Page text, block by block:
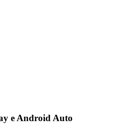
e Android Auto